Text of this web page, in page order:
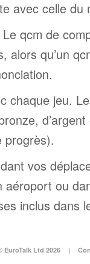
avec celle du
qcm de
alors qu’un
chaque jeu.
d’argent
progrès).
vos
ou
inclus dans
EuroTalk Ltd 2026 |